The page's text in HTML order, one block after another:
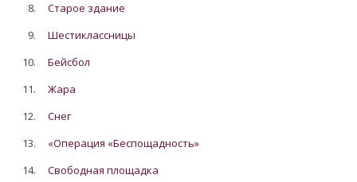
8.
Старое здание
9.
Шестиклассницы
10.
Бейсбол
11.
Жара
12.
Снег
13.
«Операция «Беспощадность»
14.
Свободная площадка